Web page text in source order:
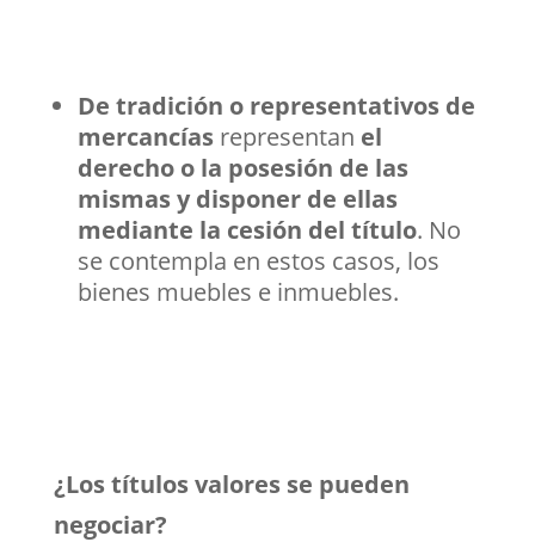
De tradición o representativos de
mercancíasrepresentan el
derecho o la posesión de las
mismas y disponer de ellas
mediante la cesión del título. No
se contempla en estos casos, los
bienes muebles e inmuebles.
¿Los títulos valores se pueden
negociar?